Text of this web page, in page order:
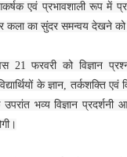
एवं प्रभावशाली रूप में
कला का सुंदर समन्वय देखने को
21 फरवरी को विज्ञान
के ज्ञान, तर्कशक्ति एवं
भव्य विज्ञान प्रदर्शनी